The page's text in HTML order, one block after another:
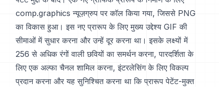
comp.graphics न्यूज़ग्रुप पर कॉल किया गया, जिससे PNG
का विकास हुआ। इस नए प्रारूप के लिए मुख्य उद्देश्य GIF की
सीमाओं में सुधार करना और उन्हें दूर करना था। इसके लक्ष्यों में
256 से अधिक रंगों वाली छवियों का समर्थन करना, पारदर्शिता के
लिए एक अल्फा चैनल शामिल करना, इंटरलेसिंग के लिए विकल्प
प्रदान करना और यह सुनिश्चित करना था कि प्रारूप पेटेंट-मुक्त